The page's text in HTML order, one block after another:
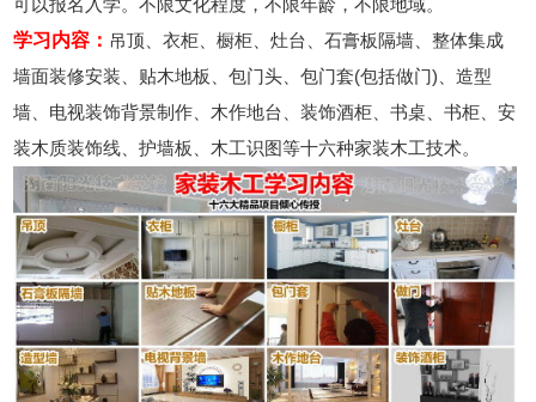
学习内容： 吊顶、衣柜、橱柜、灶台、石膏板隔墙、整体集成
墙面装修安装、贴木地板、包门头、包门套(包括做门)、造型
墙、电视装饰背景制作、木作地台、装饰酒柜、书桌、书柜、安
装木质装饰线、护墙板、木工识图等十六种家装木工技术。